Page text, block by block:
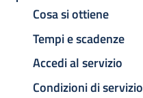
Cosa si ottiene
Tempi e scadenze
Accedi al servizio
Condizioni di servizio